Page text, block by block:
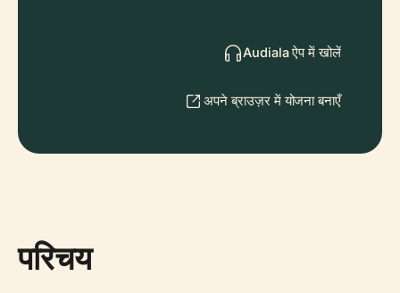
Audiala ऐप में खोलें
अपने ब्राउज़र में योजना बनाएँ
परिचय